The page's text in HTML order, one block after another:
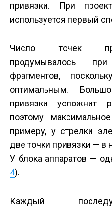
привязки. При
используется первый
Число точек
продумывалось
фрагментов,
оптимальным.
привязки усложнит
поэтому
примеру, у стрелки
две точки привязки — в
У блока аппаратов —
4).
Каждый